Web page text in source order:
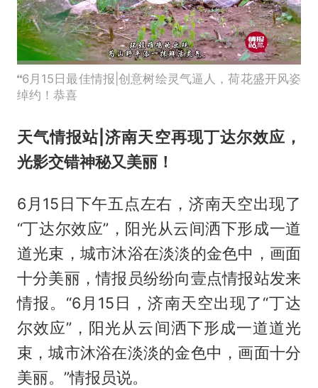
6月15日最佳情报|创意树绘灵气逼人，荷花盛开风姿
绰约！恭喜
天气情报站|济南天空再现丁达尔效应，
光影交错神秘又美丽！
6月15日下午五点左右，济南天空出现了
“丁达尔效应”，阳光从云间洒下形成一道
道光束，城市沐浴在淡淡的金色中，画面
十分美丽，情报员纷纷向壹点情报站发来
情报。“6月15日，济南天空出现了“丁达
尔效应”，阳光从云间洒下形成一道道光
束，城市沐浴在淡淡的金色中，画面十分
美丽。”情报员说。